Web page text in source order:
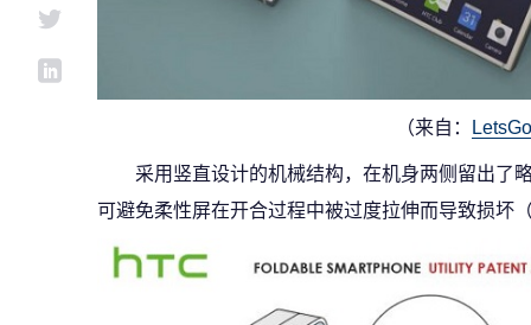
（来自：
采用竖直设计的机械结构，在机身两侧留出了
可避免柔性屏在开合过程中被过度拉伸而导致损坏